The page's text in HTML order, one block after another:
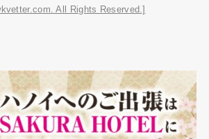
All Rights Reserved.]